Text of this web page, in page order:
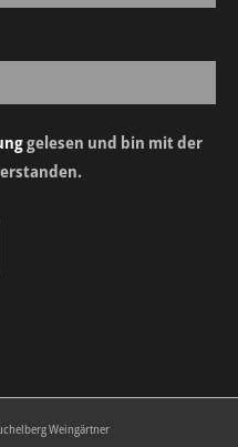
gelesen und bin mit der
Weingärtner